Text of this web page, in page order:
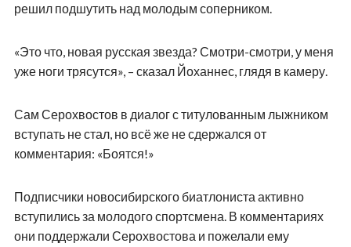
решил подшутить над молодым соперником.
«Это что, новая русская звезда? Смотри-смотри, у меня
уже ноги трясутся», – сказал Йоханнес, глядя в камеру.
Сам Серохвостов в диалог с титулованным лыжником
вступать не стал, но всё же не сдержался от
комментария: «Боятся!»
Подписчики новосибирского биатлониста активно
вступились за молодого спортсмена. В комментариях
они поддержали Серохвостова и пожелали ему